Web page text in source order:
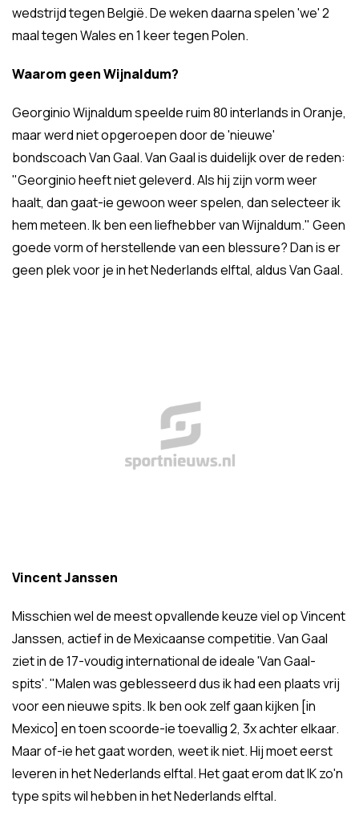
wedstrijd tegen België. De weken daarna spelen 'we' 2
maal tegen Wales en 1 keer tegen Polen.
Waarom geen Wijnaldum?
Georginio Wijnaldum speelde ruim 80 interlands in Oranje,
maar werd niet opgeroepen door de 'nieuwe'
bondscoach Van Gaal. Van Gaal is duidelijk over de reden:
"Georginio heeft niet geleverd. Als hij zijn vorm weer
haalt, dan gaat-ie gewoon weer spelen, dan selecteer ik
hem meteen. Ik ben een liefhebber van Wijnaldum." Geen
goede vorm of herstellende van een blessure? Dan is er
geen plek voor je in het Nederlands elftal, aldus Van Gaal.
Vincent Janssen
Misschien wel de meest opvallende keuze viel op Vincent
Janssen, actief in de Mexicaanse competitie. Van Gaal
ziet in de 17-voudig international de ideale 'Van Gaal-
spits'. "Malen was geblesseerd dus ik had een plaats vrij
voor een nieuwe spits. Ik ben ook zelf gaan kijken [in
Mexico] en toen scoorde-ie toevallig 2, 3x achter elkaar.
Maar of-ie het gaat worden, weet ik niet. Hij moet eerst
leveren in het Nederlands elftal. Het gaat erom dat IK zo'n
type spits wil hebben in het Nederlands elftal.